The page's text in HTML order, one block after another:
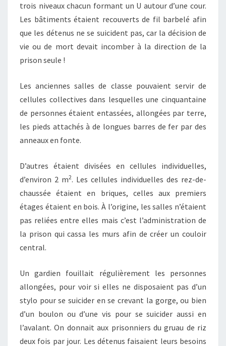
trois niveaux chacun formant un U autour d’une cour.
Les bâtiments étaient recouverts de fil barbelé afin
que les détenus ne se suicident pas, car la décision de
vie ou de mort devait incomber à la direction de la
prison seule !
Les anciennes salles de classe pouvaient servir de
cellules collectives dans lesquelles une cinquantaine
de personnes étaient entassées, allongées par terre,
les pieds attachés à de longues barres de fer par des
anneaux en fonte.
D’autres étaient divisées en cellules individuelles,
d’environ 2 m2. Les cellules individuelles des rez-de-
chaussée étaient en briques, celles aux premiers
étages étaient en bois. À l’origine, les salles n’étaient
pas reliées entre elles mais c’est l’administration de
la prison qui cassa les murs afin de créer un couloir
central.
Un gardien fouillait régulièrement les personnes
allongées, pour voir si elles ne disposaient pas d’un
stylo pour se suicider en se crevant la gorge, ou bien
d’un boulon ou d’une vis pour se suicider aussi en
l’avalant. On donnait aux prisonniers du gruau de riz
deux fois par jour. Les détenus faisaient leurs besoins